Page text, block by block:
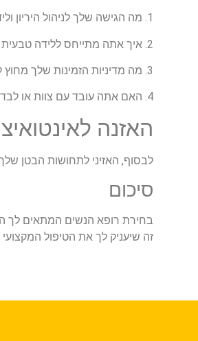
1. מה הגישה שלך לניהול היריון ולידה?
2. איך אתה מתייחס ללידה טבעית לעומת התערבות רפואית?
3. מה מדיניות הזמינות שלך מחוץ לשעות העבודה?
4. האם אתה עובד עם צוות או לבד?
האזנה
לבסוף, האזיני לתחושות הבטן
סיכום
בחירת רופא הנשים המתאים לך
זה שיעניק לך את הטיפול